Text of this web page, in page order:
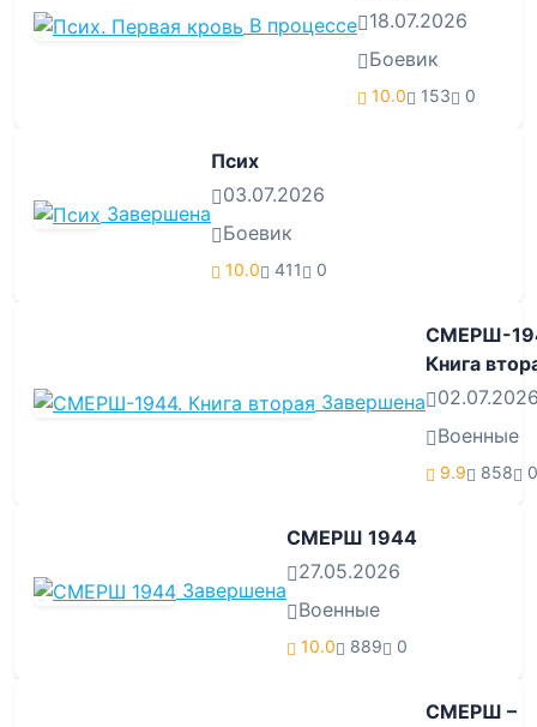
В процессе 18.07.2026
Боевик
10.0 153 0
Завершена
Псих
03.07.2026
Боевик
10.0 411 0
Завершена
СМЕРШ-
Книга
Военные
9.9 858 0
Завершена
СМЕРШ 1944
27.05.2026
Военные
10.0 889 0
СМЕРШ –